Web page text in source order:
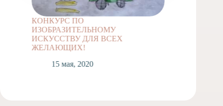
КОНКУРС ПО
ИЗОБРАЗИТЕЛЬНОМУ
ИСКУССТВУ ДЛЯ ВСЕХ
ЖЕЛАЮЩИХ!
15 мая, 2020